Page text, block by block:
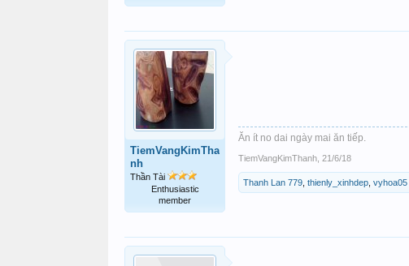
TiemVangKimTha
nh
Thần Tài
Enthusiastic
member
Ăn ít no dai ngày mai ăn tiếp.
TiemVangKimThanh 21/6/18
Thanh Lan 779 thienly_xinhdep vyhoa05